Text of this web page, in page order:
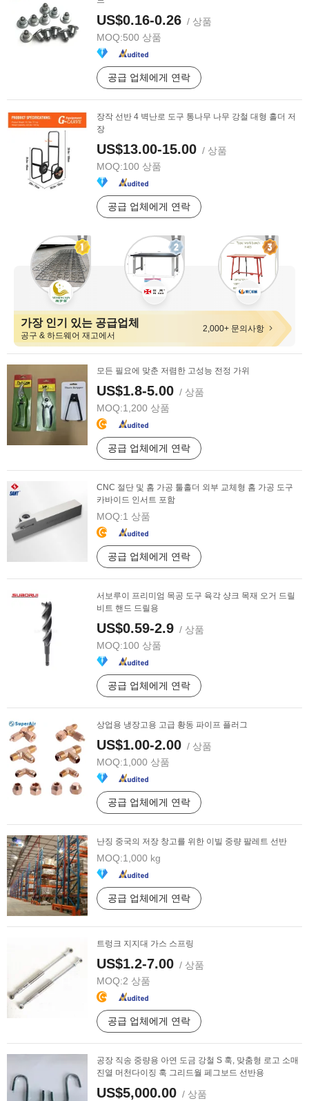
US$0.16-0.26 / 상품
MOQ:500 상품
공급 업체에게 연락
장작 선반 4 벽난로 도구 통나무 나무 강철 대형 홀더 저
장
US$13.00-15.00 / 상품
MOQ:100 상품
공급 업체에게 연락
가장 인기 있는 공급업체
공구 & 하드웨어 재고에서
2,000+ 문의사항
모든 필요에 맞춘 저렴한 고성능 전정 가위
US$1.8-5.00 / 상품
MOQ:1,200 상품
공급 업체에게 연락
CNC 절단 및 홈 가공 툴홀더 외부 교체형 홈 가공 도구
카바이드 인서트 포함
MOQ:1 상품
공급 업체에게 연락
서보루이 프리미엄 목공 도구 육각 샹크 목재 오거 드릴
비트 핸드 드릴용
US$0.59-2.9 / 상품
MOQ:100 상품
공급 업체에게 연락
상업용 냉장고용 고급 황동 파이프 플러그
US$1.00-2.00 / 상품
MOQ:1,000 상품
공급 업체에게 연락
난징 중국의 저장 창고를 위한 이빌 중량 팔레트 선반
MOQ:1,000 kg
공급 업체에게 연락
트렁크 지지대 가스 스프링
US$1.2-7.00 / 상품
MOQ:2 상품
공급 업체에게 연락
공장 직송 중량용 아연 도금 강철 S 훅, 맞춤형 로고 소매
진열 머천다이징 훅 그리드월 페그보드 선반용
US$5,000.00 / 상품